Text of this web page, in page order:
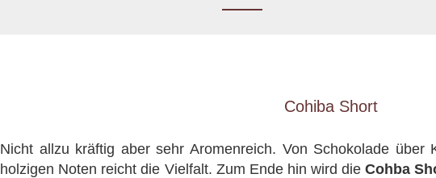
Cohiba Short
Nicht allzu kräftig aber sehr Aromenreich. Von Schokolade
holzigen Noten reicht die Vielfalt. Zum Ende hin wird dieCohba